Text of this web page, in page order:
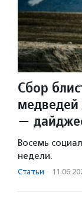
Сбор
—
Восемь
недели.
Статьи ·